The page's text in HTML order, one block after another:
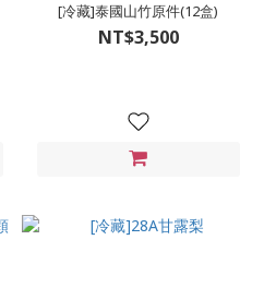
[冷藏]泰國山竹原件(12盒)
NT$3,500